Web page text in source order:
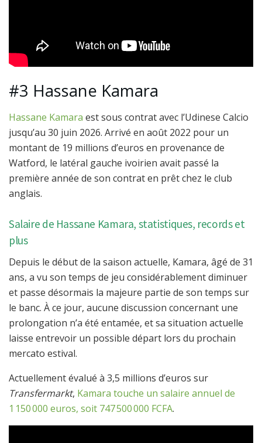
#3 Hassane Kamara
Hassane Kamara est sous contrat avec l’Udinese Calcio
jusqu’au 30 juin 2026. Arrivé en août 2022 pour un
montant de 19 millions d’euros en provenance de
Watford, le latéral gauche ivoirien avait passé la
première année de son contrat en prêt chez le club
anglais.
Salaire de Hassane Kamara, statistiques, records et
plus
Depuis le début de la saison actuelle, Kamara, âgé de 31
ans, a vu son temps de jeu considérablement diminuer
et passe désormais la majeure partie de son temps sur
le banc. À ce jour, aucune discussion concernant une
prolongation n’a été entamée, et sa situation actuelle
laisse entrevoir un possible départ lors du prochain
mercato estival.
Actuellement évalué à 3,5 millions d’euros sur
Transfermarkt, Kamara touche un salaire annuel de
1 150 000 euros, soit 747 500 000 FCFA.